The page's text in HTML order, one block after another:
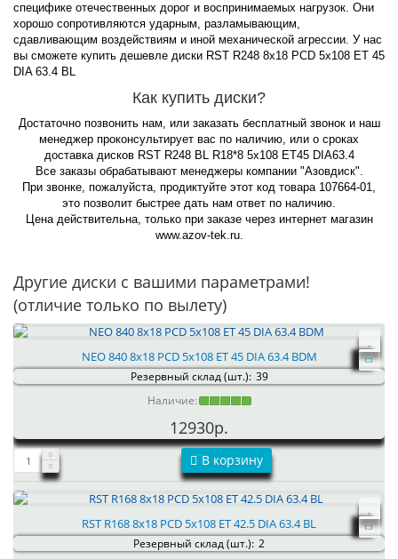
специфике отечественных дорог и воспринимаемых нагрузок. Они
хорошо сопротивляются ударным, разламывающим,
сдавливающим воздействиям и иной механической агрессии. У нас
вы сможете купить дешевле диски RST R248 8x18 PCD 5x108 ET 45
DIA 63.4 BL
Как купить диски?
Достаточно позвонить нам, или заказать бесплатный звонок и наш
менеджер проконсультирует вас по наличию, или о сроках
доставка дисков RST R248 BL R18*8 5x108 ET45 DIA63.4
Все заказы обрабатывают менеджеры компании "Азовдиск".
При звонке, пожалуйста, продиктуйте этот код товара 107664-01,
это позволит быстрее дать нам ответ по наличию.
Цена действительна, только при заказе через интернет магазин
www.azov-tek.ru.
Другие диски с вашими параметрами!
(отличие только по вылету)
NEO 840 8x18 PCD 5x108 ET 45 DIA 63.4 BDM
Резервный склад (шт.): 39
Наличие:
12930р.
В корзину
RST R168 8x18 PCD 5x108 ET 42.5 DIA 63.4 BL
Резервный склад (шт.): 2